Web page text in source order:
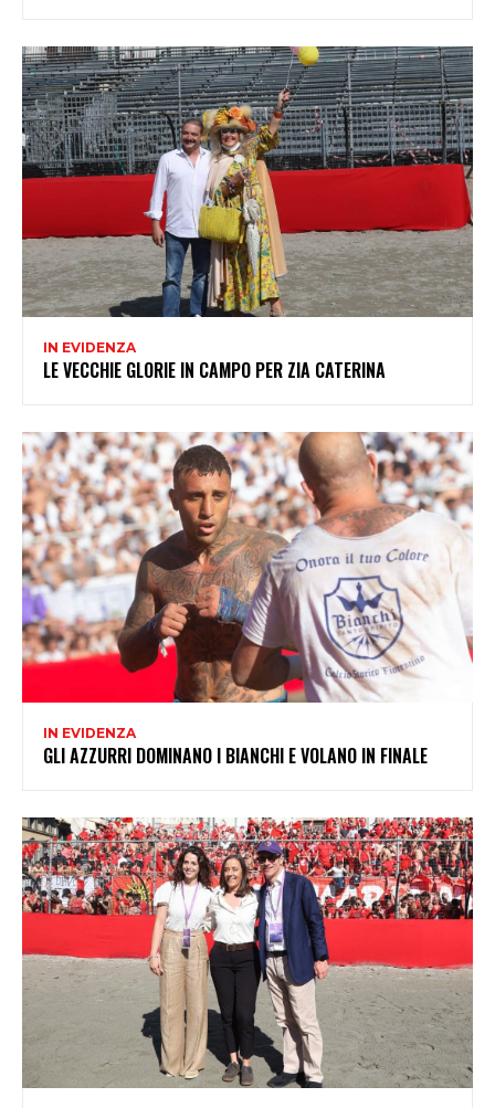
IN EVIDENZA
LE VECCHIE GLORIE IN CAMPO PER ZIA CATERINA
IN EVIDENZA
GLI AZZURRI DOMINANO I BIANCHI E VOLANO IN FINALE